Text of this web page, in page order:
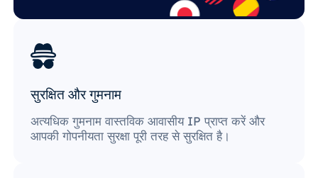
सुरक्षित और गुमनाम
अत्यधिक गुमनाम वास्तविक आवासीय IP प्राप्त करें और
आपकी गोपनीयता सुरक्षा पूरी तरह से सुरक्षित है।